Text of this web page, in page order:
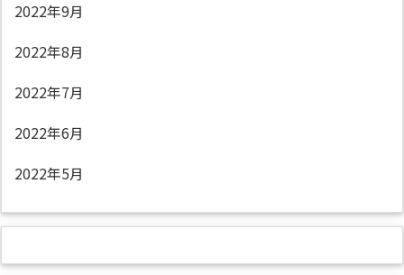
2022年9月
2022年8月
2022年7月
2022年6月
2022年5月